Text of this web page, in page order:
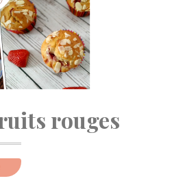
rouges